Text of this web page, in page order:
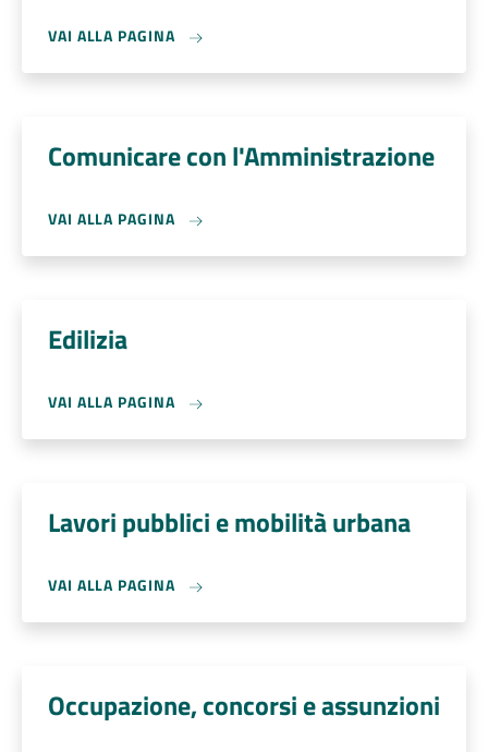
VAI ALLA PAGINA
Comunicare con l'Amministrazione
VAI ALLA PAGINA
Edilizia
VAI ALLA PAGINA
Lavori pubblici e mobilità urbana
VAI ALLA PAGINA
Occupazione, concorsi e assunzioni